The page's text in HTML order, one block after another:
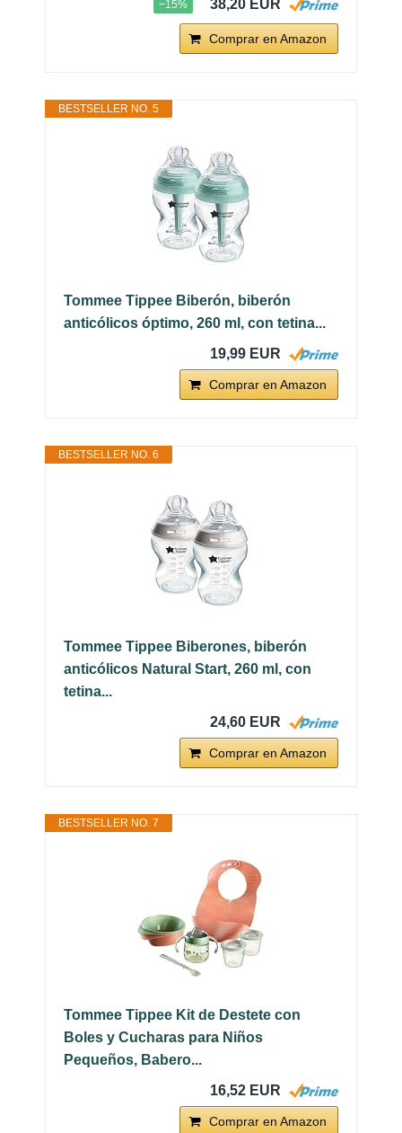
−15% 38,20 EUR
Comprar en Amazon
BESTSELLER NO. 5
Tommee Tippee Biberón, biberón
anticólicos óptimo, 260 ml, con tetina...
19,99 EUR
Comprar en Amazon
BESTSELLER NO. 6
Tommee Tippee Biberones, biberón
anticólicos Natural Start, 260 ml, con
tetina...
24,60 EUR
Comprar en Amazon
BESTSELLER NO. 7
Tommee Tippee Kit de Destete con
Boles y Cucharas para Niños
Pequeños, Babero...
16,52 EUR
Comprar en Amazon